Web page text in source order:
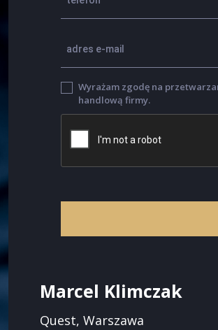
Wyrażam zgodę na
handlową firmy.
Marcel Klimczak
Quest, Warszawa